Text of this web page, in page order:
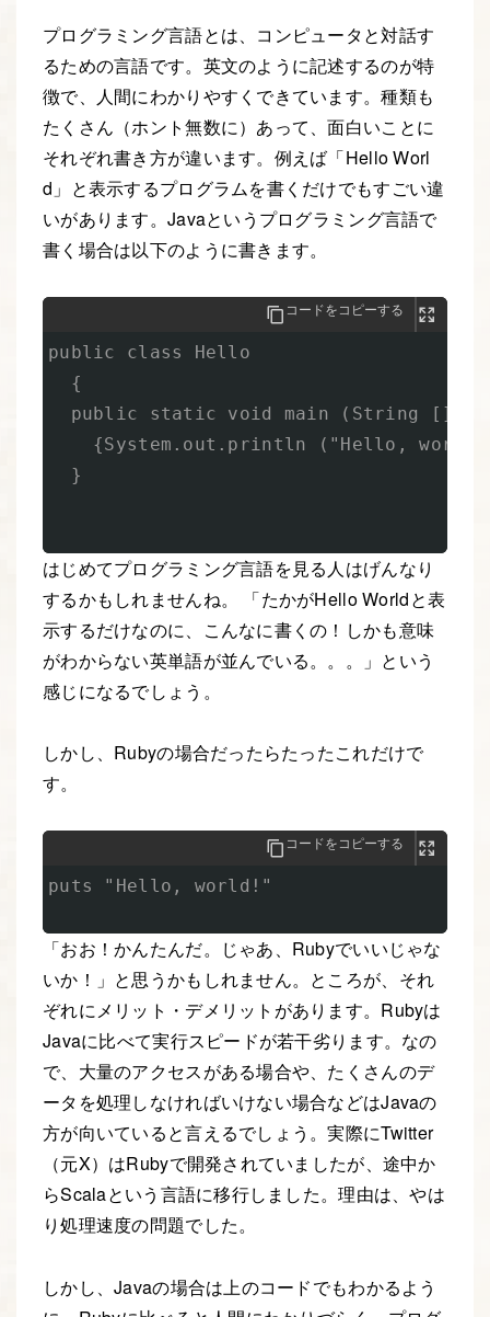
プログラミング言語とは、コンピュータと対話す
るための言語です。英文のように記述するのが特
徴で、人間にわかりやすくできています。種類も
たくさん（ホント無数に）あって、面白いことに
それぞれ書き方が違います。例えば「Hello Worl
d」と表示するプログラムを書くだけでもすごい違
いがあります。Javaというプログラミング言語で
書く場合は以下のように書きます。
コードをコピーする
public class Hello
  {
public static void main (String []
{System.out.println ("Hello,
  }
はじめてプログラミング言語を見る人はげんなり
するかもしれませんね。 「たかがHello Worldと表
示するだけなのに、こんなに書くの！しかも意味
がわからない英単語が並んでいる。。。」という
感じになるでしょう。
しかし、Rubyの場合だったらたったこれだけで
す。
コードをコピーする
puts "Hello, world!"
「おお！かんたんだ。じゃあ、Rubyでいいじゃな
いか！」と思うかもしれません。ところが、それ
ぞれにメリット・デメリットがあります。Rubyは
Javaに比べて実行スピードが若干劣ります。なの
で、大量のアクセスがある場合や、たくさんのデ
ータを処理しなければいけない場合などはJavaの
方が向いていると言えるでしょう。実際にTwitter
（元X）はRubyで開発されていましたが、途中か
らScalaという言語に移行しました。理由は、やは
り処理速度の問題でした。
しかし、Javaの場合は上のコードでもわかるよう